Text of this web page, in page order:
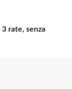
3 rate, senza